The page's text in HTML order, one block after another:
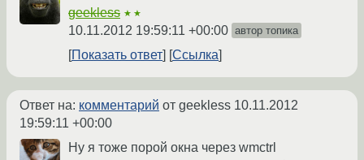
geekless ★★
10.11.2012 19:59:11 +00:00 автор топика
Показать ответ Ссылка
Ответ на: комментарий от geekless 10.11.2012
19:59:11 +00:00
Ну я тоже порой окна через wmctrl